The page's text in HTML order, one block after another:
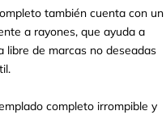
también cuenta con un
a rayones, que ayuda a
libre de marcas no deseadas
completo irrompible y